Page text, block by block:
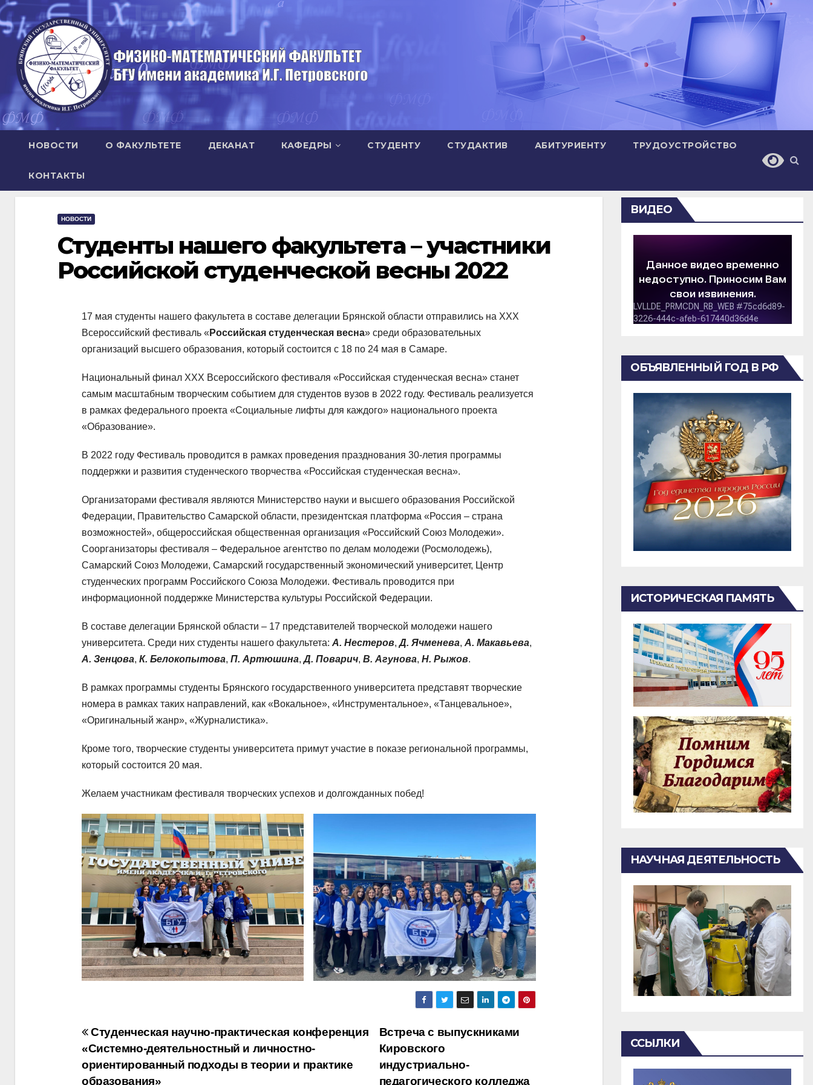
Перейти
к
содержимому
НОВОСТИ О ФАКУЛЬТЕТЕ ДЕКАНАТ КАФЕДРЫ СТУДЕНТУ СТУДАКТИВ АБИТУРИЕНТУ ТРУДОУСТРОЙСТВО
КОНТАКТЫ
НОВОСТИ
Студенты нашего факультета – участники
Российской студенческой весны 2022
17 мая студенты нашего факультета в составе делегации Брянской области отправились на XXX
Всероссийский фестиваль « Российская студенческая весна» среди образовательных
организаций высшего образования, который состоится с 18 по 24 мая в Самаре.
Национальный финал XXX Всероссийского фестиваля «Российская студенческая весна» станет
самым масштабным творческим событием для студентов вузов в 2022 году. Фестиваль реализуется
в рамках федерального проекта «Социальные лифты для каждого» национального проекта
«Образование».
В 2022 году Фестиваль проводится в рамках проведения празднования 30-летия программы
поддержки и развития студенческого творчества «Российская студенческая весна».
Организаторами фестиваля являются Министерство науки и высшего образования Российской
Федерации, Правительство Самарской области, президентская платформа «Россия – страна
возможностей», общероссийская общественная организация «Российский Союз Молодежи».
Соорганизаторы фестиваля – Федеральное агентство по делам молодежи (Росмолодежь),
Самарский Союз Молодежи, Самарский государственный экономический университет, Центр
студенческих программ Российского Союза Молодежи. Фестиваль проводится при
информационной поддержке Министерства культуры Российской Федерации.
В составе делегации Брянской области – 17 представителей творческой молодежи нашего
университета. Среди них студенты нашего факультета: А. Нестеров,Д. Ячменева, А. Макавьева,
А. Зенцова, К. Белокопытова, П. Артюшина,Д. Поварич, В. Агунова, Н. Рыжов.
В рамках программы студенты Брянского государственного университета представят творческие
номера в рамках таких направлений, как «Вокальное», «Инструментальное», «Танцевальное»,
«Оригинальный жанр», «Журналистика».
Кроме того, творческие студенты университета примут участие в показе региональной программы,
который состоится 20 мая.
Желаем участникам фестиваля творческих успехов и долгожданных побед!
Навигация
по
Встреча с выпускниками
Кировского
индустриально-
педагогического колледжа
Студенческая научно-практическая конференция
«Системно-деятельностный и личностно-
ориентированный подходы в теории и практике
образования»
ВИДЕО
ОБЪЯВЛЕННЫЙ ГОД В РФ
ИСТОРИЧЕСКАЯ ПАМЯТЬ
НАУЧНАЯ ДЕЯТЕЛЬНОСТЬ
ССЫЛКИ